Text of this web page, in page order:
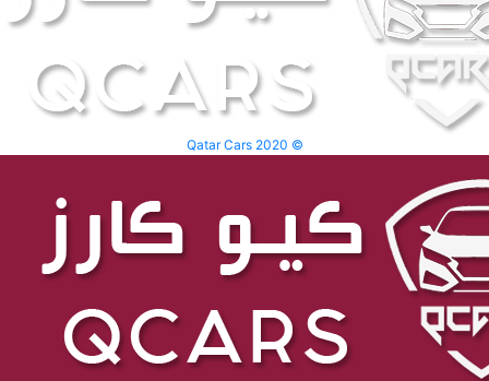
Qatar Cars 2020 ©